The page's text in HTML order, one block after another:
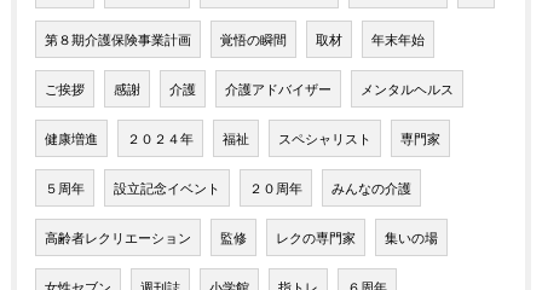
第８期介護保険事業計画 覚悟の瞬間 取材 年末年始
ご挨拶 感謝 介護 介護アドバイザー メンタルヘルス
健康増進 ２０２４年 福祉 スペシャリスト 専門家
５周年 設立記念イベント ２０周年 みんなの介護
高齢者レクリエーション 監修 レクの専門家 集いの場